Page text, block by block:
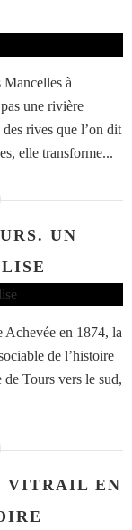
à
une rivière
rives que l’on dit
elle transforme...
UN
Achevée en 1874, la
de l’histoire
Tours vers le sud,
VITRAIL EN